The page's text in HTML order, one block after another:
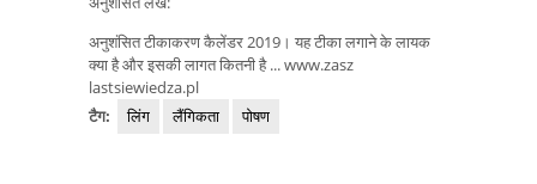
अनुशंसित टीकाकरण कैलेंडर 2019। यह टीका लगाने के लायक
क्या है और इसकी लागत कितनी है ... www.zasz
lastsiewiedza.pl
टैग:
लिंग लैंगिकता पोषण